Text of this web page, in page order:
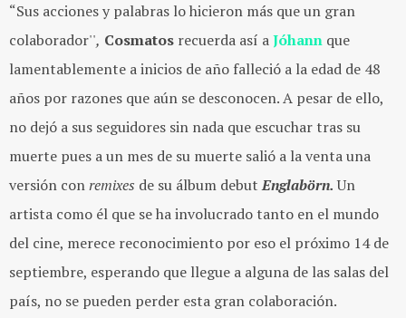
“Sus acciones y palabras lo hicieron más que un gran
colaborador'', Cosmatos recuerda así aJóhann que
lamentablemente a inicios de año falleció a la edad de 48
años por razones que aún se desconocen. A pesar de ello,
no dejó a sus seguidores sin nada que escuchar tras su
muerte pues a un mes de su muerte salió a la venta una
versión conremixes de su álbum debutEnglabörn.Un
artista como él que se ha involucrado tanto en el mundo
del cine, merece reconocimiento por eso el próximo 14 de
septiembre, esperando que llegue a alguna de las salas del
país, no se pueden perder esta gran colaboración.